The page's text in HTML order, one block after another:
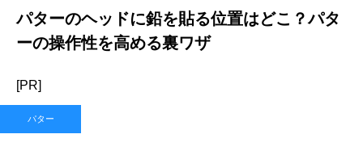
パターのヘッドに鉛を貼る位置はどこ？パタ
ーの操作性を高める裏ワザ
[PR]
パター